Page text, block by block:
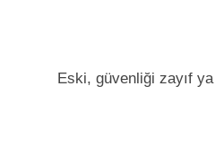
Eski, güvenliği zayıf